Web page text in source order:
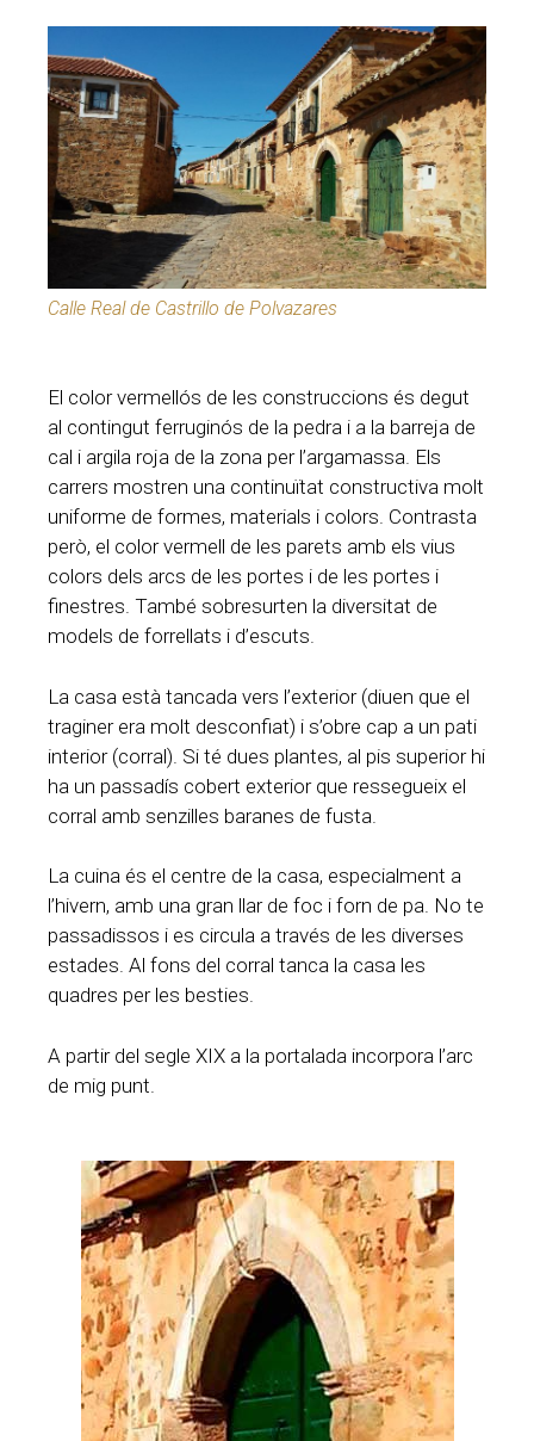
Calle Real de Castrillo de Polvazares
El color vermellós de les construccions és degut
al contingut ferruginós de la pedra i a la barreja de
cal i argila roja de la zona per l’argamassa. Els
carrers mostren una continuïtat constructiva molt
uniforme de formes, materials i colors. Contrasta
però, el color vermell de les parets amb els vius
colors dels arcs de les portes i de les portes i
finestres. També sobresurten la diversitat de
models de forrellats i d’escuts.
La casa està tancada vers l’exterior (diuen que el
traginer era molt desconfiat) i s’obre cap a un pati
interior (corral). Si té dues plantes, al pis superior hi
ha un passadís cobert exterior que ressegueix el
corral amb senzilles baranes de fusta.
La cuina és el centre de la casa, especialment a
l’hivern, amb una gran llar de foc i forn de pa. No te
passadissos i es circula a través de les diverses
estades. Al fons del corral tanca la casa les
quadres per les besties.
A partir del segle XIX a la portalada incorpora l’arc
de mig punt.